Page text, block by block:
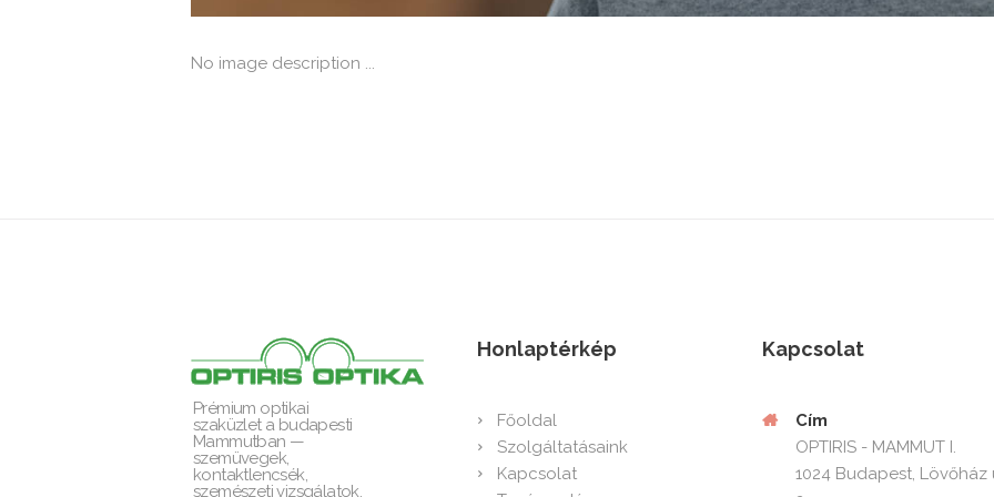
No image description ...
Prémium optikai
szaküzlet a budapesti
Mammutban —
szemüvegek,
kontaktlencsék,
szemészeti vizsgálatok.
Honlaptérkép
Főoldal
Szolgáltatásaink
Kapcsolat
Kapcsolat
Cím
OPTIRIS - MAMMUT I.
1024 Budapest, Lövőház